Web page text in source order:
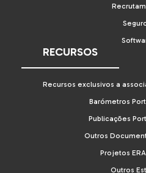
RECURSOS
Recursos exclusivos a
Barómetros
Publicações
Outros
Projetos
Outros